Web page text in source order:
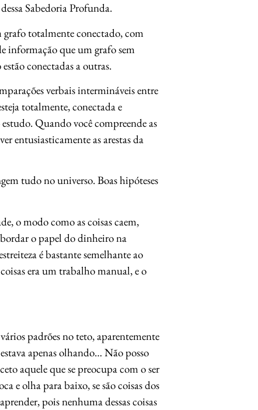
Sabedoria Profunda.
totalmente conectado, com
informação que um grafo sem
conectadas a outras.
verbais intermináveis entre
totalmente, conectada e
Quando você compreende as
entusiasticamente as arestas da
tudo no universo. Boas hipóteses
o modo como as coisas caem,
o papel do dinheiro na
é bastante semelhante ao
era um trabalho manual, e o
padrões no teto, aparentemente
apenas olhando… Não posso
aquele que se preocupa com o ser
e olha para baixo, se são coisas dos
pois nenhuma dessas coisas